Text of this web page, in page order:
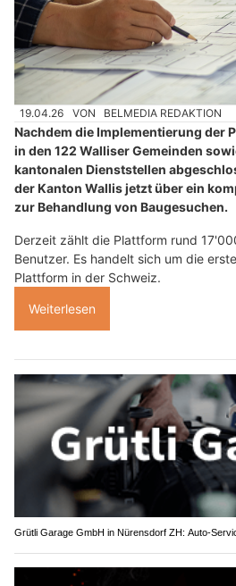
19.04.26 VON BELMEDIA REDAKTION
Nachdem die Implementierung der
in den 122 Walliser Gemeinden
kantonalen Dienststellen
der Kanton Wallis jetzt über ein
zur Behandlung von Baugesuchen.
Derzeit zählt die Plattform rund
Benutzer. Es handelt sich um die
Plattform in der Schweiz.
Weiterlesen
Grütli Garage GmbH in Nürensdorf ZH: Auto-